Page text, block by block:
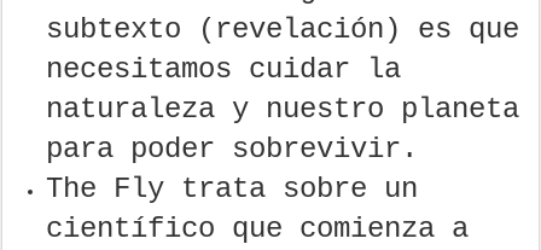
subtexto (revelación) es que
necesitamos cuidar la
naturaleza y nuestro planeta
para poder sobrevivir.
The Fly trata sobre un
científico que comienza a